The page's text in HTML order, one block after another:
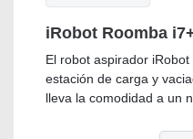
iRobot Roomba
El robot aspirador
estación de carga y
lleva la comodidad a un